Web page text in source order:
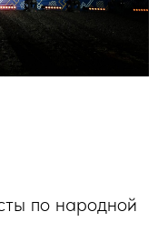
по народной